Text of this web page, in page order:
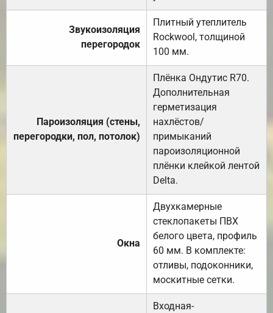
Звукоизоляция
перегородок
Плитный утеплитель
Rockwool, толщиной
100 мм.
Пароизоляция (стены,
перегородки, пол, потолок)
Плёнка Ондутис R70.
Дополнительная
герметизация
нахлёстов/
примыканий
пароизоляционной
плёнки клейкой лентой
Delta.
Окна
Двухкамерные
стеклопакеты ПВХ
белого цвета, профиль
60 мм. В комплекте:
отливы, подоконники,
москитные сетки.
Входная-